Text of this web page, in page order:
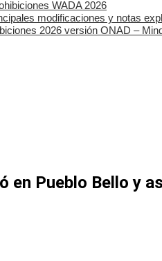
WADA 2026
modificaciones y notas
2026 versión ONAD –
en Pueblo Bello y